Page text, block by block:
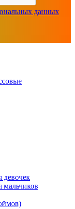
данных
девочек
мальчиков